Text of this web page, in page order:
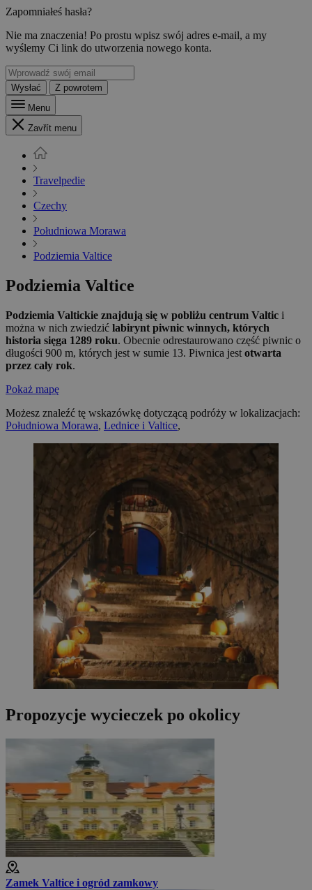
Zapomniałeś hasła?
Nie ma znaczenia! Po prostu wpisz swój adres e-mail, a my
wyślemy Ci link do utworzenia nowego konta.
Wysłać
Z powrotem
Menu
Zavřít menu
Travelpedie
Czechy
Południowa Morawa
Podziemia Valtice
Podziemia Valtice
Podziemia Valtickie znajdują się w pobliżu centrum Valtic i
można w nich zwiedzić labirynt piwnic winnych, których
historia sięga 1289 roku. Obecnie odrestaurowano część piwnic o
długości 900 m, których jest w sumie 13. Piwnica jest otwarta
przez cały rok.
Pokaż mapę
Możesz znaleźć tę wskazówkę dotyczącą podróży w lokalizacjach:
Południowa Morawa, Lednice i Valtice,
Propozycje wycieczek po okolicy
Zamek Valtice i ogród zamkowy